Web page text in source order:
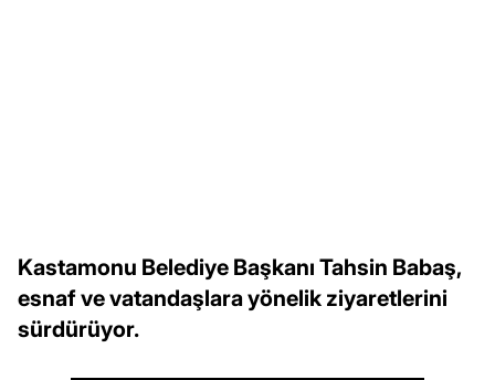
Kastamonu Belediye Başkanı Tahsin Babaş,
esnaf ve vatandaşlara yönelik ziyaretlerini
sürdürüyor.